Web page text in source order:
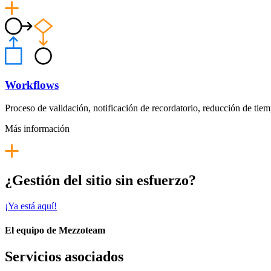
Workflows
Proceso de validación, notificación de recordatorio, reducción de
Más información
¿Gestión del sitio sin esfuerzo?
¡Ya está aquí!
El equipo de Mezzoteam
Servicios asociados